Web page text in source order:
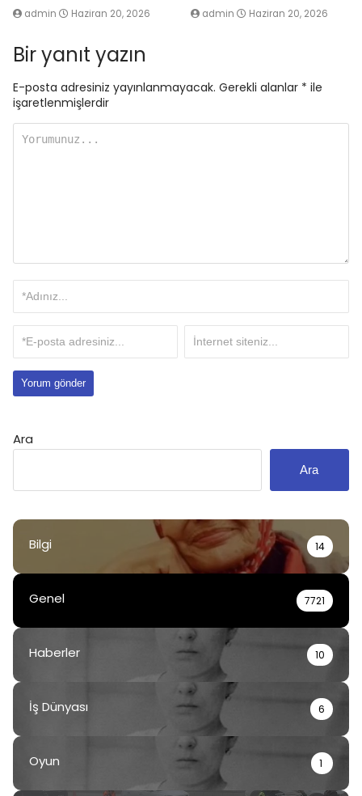
admin Haziran 20, 2026 admin Haziran 20, 2026
Bir yanıt yazın
E-posta adresiniz yayınlanmayacak. Gerekli alanlar * ile
işaretlenmişlerdir
Ara
Ara
Bilgi 14
Genel 7721
Haberler 10
İş Dünyası 6
Oyun 1